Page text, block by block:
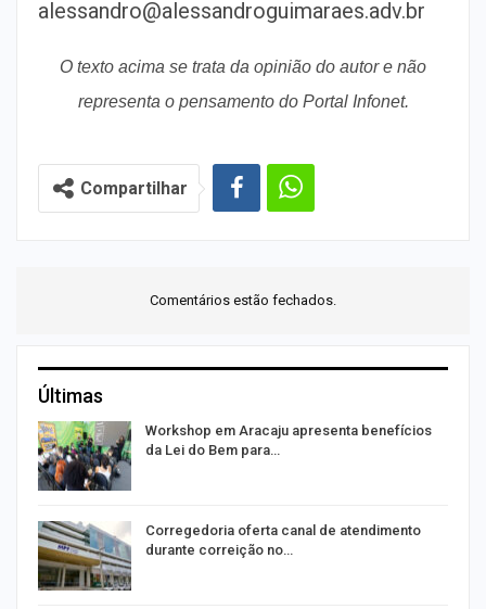
alessandro@alessandroguimaraes.adv.br
O texto acima se trata da opinião do autor e não
representa o pensamento do Portal Infonet.
Compartilhar
Comentários estão fechados.
Últimas
Workshop em Aracaju apresenta benefícios
da Lei do Bem para…
Corregedoria oferta canal de atendimento
durante correição no…